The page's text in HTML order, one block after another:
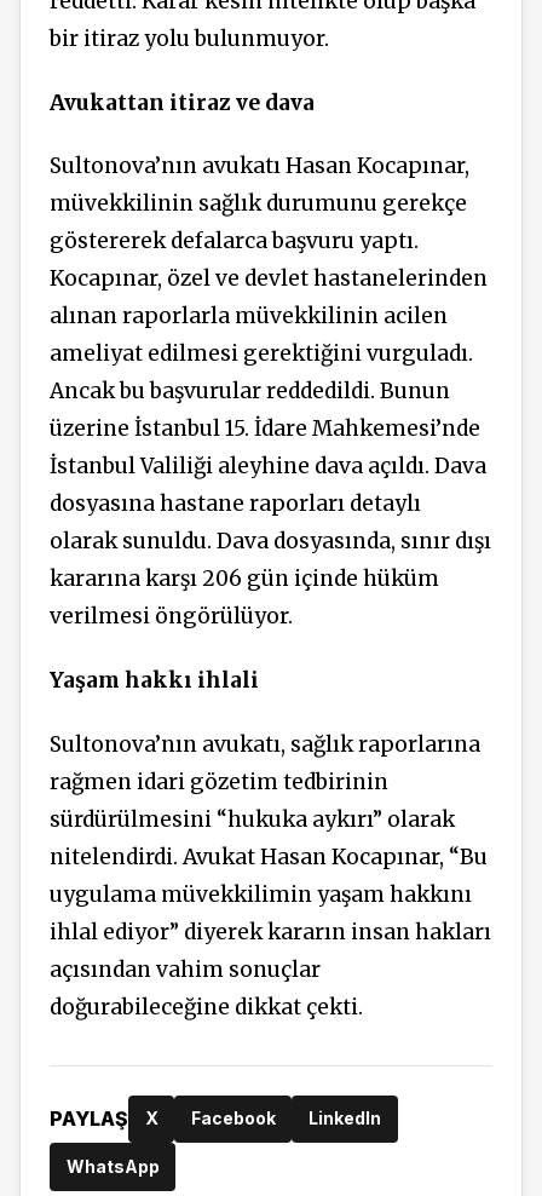
bir itiraz yolu bulunmuyor.
Avukattan itiraz ve dava
Sultonova’nın avukatı Hasan Kocapınar,
müvekkilinin sağlık durumunu gerekçe
göstererek defalarca başvuru yaptı.
Kocapınar, özel ve devlet hastanelerinden
alınan raporlarla müvekkilinin acilen
ameliyat edilmesi gerektiğini vurguladı.
Ancak bu başvurular reddedildi. Bunun
üzerine İstanbul 15. İdare Mahkemesi’nde
İstanbul Valiliği aleyhine dava açıldı. Dava
dosyasına hastane raporları detaylı
olarak sunuldu. Dava dosyasında, sınır dışı
kararına karşı 206 gün içinde hüküm
verilmesi öngörülüyor.
Yaşam hakkı ihlali
Sultonova’nın avukatı, sağlık raporlarına
rağmen idari gözetim tedbirinin
sürdürülmesini “hukuka aykırı” olarak
nitelendirdi. Avukat Hasan Kocapınar, “Bu
uygulama müvekkilimin yaşam hakkını
ihlal ediyor” diyerek kararın insan hakları
açısından vahim sonuçlar
doğurabileceğine dikkat çekti.
PAYLAŞ X Facebook LinkedIn
WhatsApp